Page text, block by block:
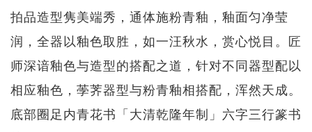
拍品造型隽美端秀，通体施粉青釉，釉面匀净莹
润，全器以釉色取胜，如一汪秋水，赏心悦目。匠
师深谙釉色与造型的搭配之道，针对不同器型配以
相应釉色，荸荠器型与粉青釉相搭配，浑然天成。
底部圈足内青花书「大清乾隆年制」六字三行篆书